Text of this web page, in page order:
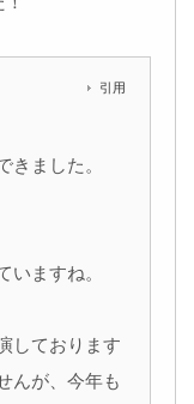
引用
きました。
いますね。
しております
んが、今年も